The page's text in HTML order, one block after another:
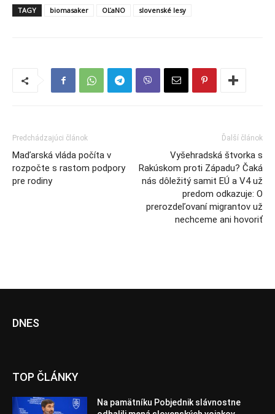
TAGY biomasaker OĽaNO slovenské lesy
Predchádzajúci článok
Maďarská vláda počíta v
rozpočte s rastom podpory
pre rodiny
Ďalší článok
Vyšehradská štvorka s
Rakúskom proti Západu? Čaká
nás dôležitý samit EÚ a V4 už
predom odkazuje: O
prerozdeľovaní migrantov už
nechceme ani hovoriť
DNES
TOP ČLÁNKY
Na pamätníku Pobjednik slávnostne